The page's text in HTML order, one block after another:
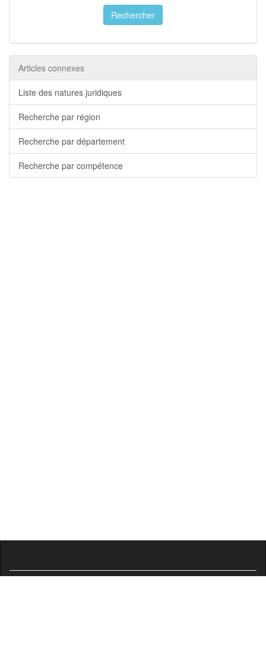
Rechercher
Articles connexes
Liste des natures juridiques
Recherche par région
Recherche par département
Recherche par compétence